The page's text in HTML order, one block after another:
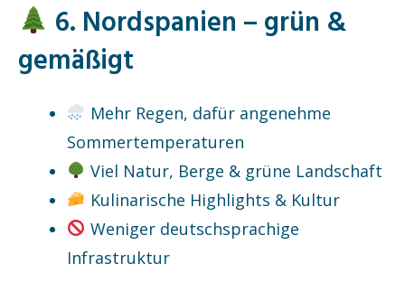
6. Nordspanien – grün &
gemäßigt
Mehr Regen, dafür angenehme
Sommertemperaturen
Viel Natur, Berge & grüne Landschaft
Kulinarische Highlights & Kultur
Weniger deutschsprachige
Infrastruktur